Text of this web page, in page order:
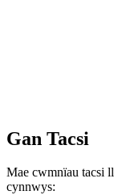
Gan Tacsi
Mae cwmnïau tacsi
cynnwys: